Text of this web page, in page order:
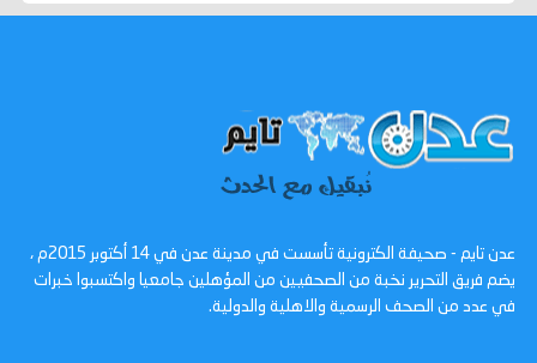
عدن تايم - صحيفة الكترونية تأسست في مدينة عدن في 14 أكتوبر 2015م ،
يضم فريق التحرير نخبة من الصحفيين من المؤهلين جامعيا واكتسبوا خبرات
في عدد من الصحف الرسمية والاهلية والدولية.